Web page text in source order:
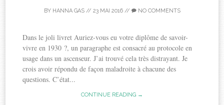
BY HANNA GAS// 23 MAI 2016// NO COMMENTS
Dans le joli livret Auriez-vous eu votre diplôme de savoir-
vivre en 1930 ?, un paragraphe est consacré au protocole en
usage dans un ascenseur. J’ai trouvé cela très distrayant. Je
crois avoir répondu de façon maladroite à chacune des
questions. C’état...
CONTINUE READING →